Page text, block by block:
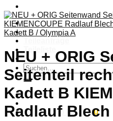
Home
Shop
Teileliste
Suchen
nach:
Anmelden
Warenkorb /0,00€ 0
Kadett B / Olympia A
NEU + ORIG
Seitenteil
Kadett B
Radlauf Blech